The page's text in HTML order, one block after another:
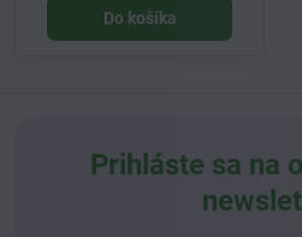
Do košíka
Prihláste sa na